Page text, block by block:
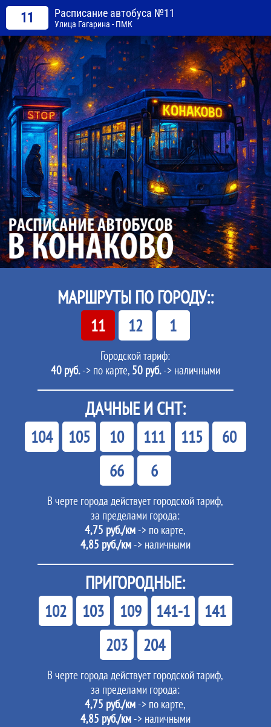
11 Расписание автобуса №11
Улица Гагарина - ПМК
МАРШРУТЫ ПО ГОРОДУ::
11 12 1
Городской тариф:
40 руб.-> по карте, 50 руб.-> наличными
ДАЧНЫЕ И СНТ:
104 105 10 111 115
60
66
6
В черте города действует городской тариф,
за пределами города:
4,75 руб./км -> по карте,
4,85 руб./км-> наличными
ПРИГОРОДНЫЕ:
102 103 109 141-1
141
203
204
В черте города действует городской тариф,
за пределами города:
4,75 руб./км -> по карте,
4,85 руб./км-> наличными